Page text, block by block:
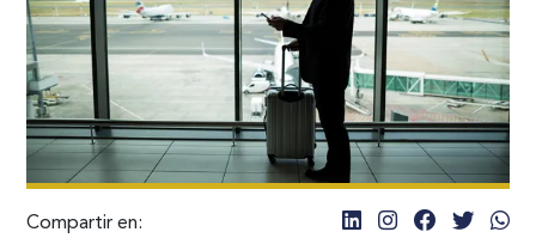
Compartir en: